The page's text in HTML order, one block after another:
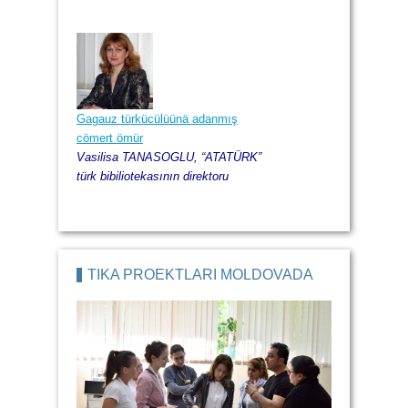
Gagauz türkücülüünä adanmış
cömert ömür
Vasilisa TANASOGLU, “ATATÜRK”
türk bibiliotekasının direktoru
TİKA PROEKTLARI MOLDOVADA